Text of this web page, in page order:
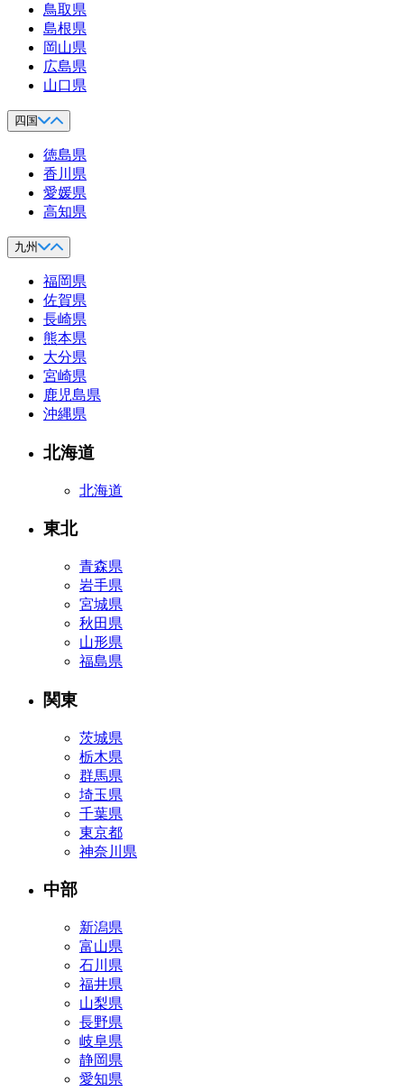
鳥取県
島根県
岡山県
広島県
山口県
四国
徳島県
香川県
愛媛県
高知県
九州
福岡県
佐賀県
長崎県
熊本県
大分県
宮崎県
鹿児島県
沖縄県
北海道
北海道
東北
青森県
岩手県
宮城県
秋田県
山形県
福島県
関東
茨城県
栃木県
群馬県
埼玉県
千葉県
東京都
神奈川県
中部
新潟県
富山県
石川県
福井県
山梨県
長野県
岐阜県
静岡県
愛知県